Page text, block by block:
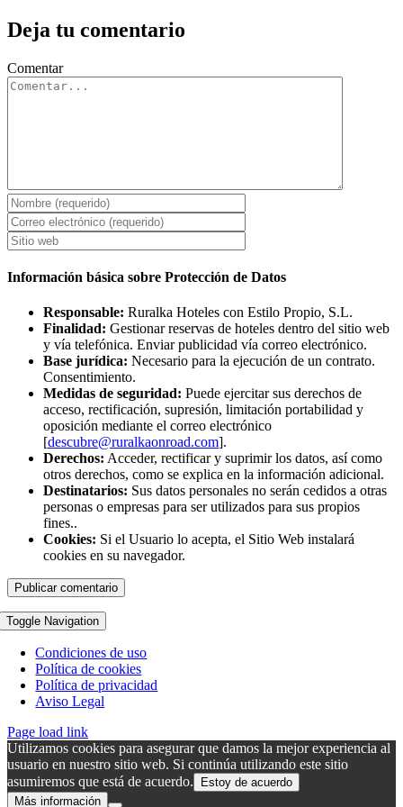
Deja tu comentario
Comentar
Información básica sobre Protección de Datos
Responsable: Ruralka Hoteles con Estilo Propio, S.L.
Finalidad: Gestionar reservas de hoteles dentro del sitio web
y vía telefónica. Enviar publicidad vía correo electrónico.
Base jurídica: Necesario para la ejecución de un contrato.
Consentimiento.
Medidas de seguridad: Puede ejercitar sus derechos de
acceso, rectificación, supresión, limitación portabilidad y
oposición mediante el correo electrónico
[descubre@ruralkaonroad.com].
Derechos: Acceder, rectificar y suprimir los datos, así como
otros derechos, como se explica en la información adicional.
Destinatarios: Sus datos personales no serán cedidos a otras
personas o empresas para ser utilizados para sus propios
fines..
Cookies: Si el Usuario lo acepta, el Sitio Web instalará
cookies en su navegador.
Toggle Navigation
Condiciones de uso
Política de cookies
Política de privacidad
Aviso Legal
Page load link
Utilizamos cookies para asegurar que damos la mejor experiencia al
usuario en nuestro sitio web. Si continúa utilizando este sitio
asumiremos que está de acuerdo.
Estoy de acuerdo
Más información